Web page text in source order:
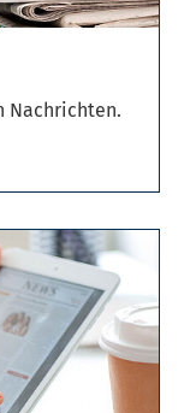
Nachrichten.